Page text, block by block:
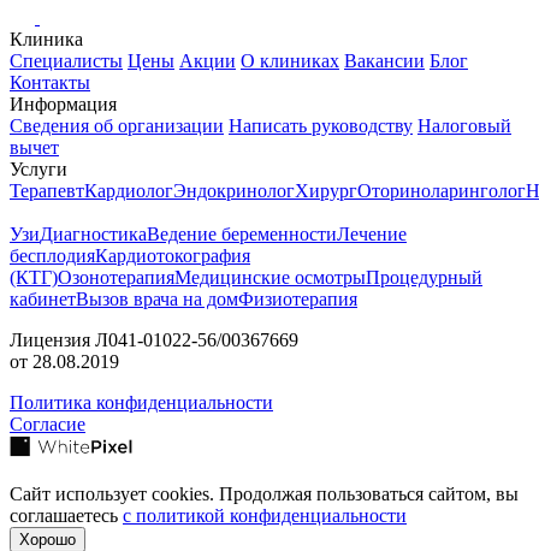
Клиника
Специалисты Цены Акции О клиниках Вакансии Блог
Контакты
Информация
Сведения об организации Написать руководству Налоговый
вычет
Услуги
ТерапевтКардиологЭндокринологХирургОториноларинголог
УзиДиагностикаВедение беременностиЛечение
бесплодияКардиотокография
(КТГ)ОзонотерапияМедицинские осмотрыПроцедурный
кабинетВызов врача на домФизиотерапия
Лицензия Л041-01022-56/00367669
от 28.08.2019
Политика конфиденциальности
Согласие
Сайт использует cookies. Продолжая пользоваться сайтом, вы
соглашаетесь с политикой конфиденциальности
Хорошо